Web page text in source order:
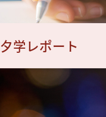
夕学レポート